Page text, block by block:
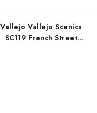
Vallejo Vallejo Scenics
SC119 French Street